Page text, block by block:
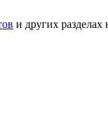
и других разделах